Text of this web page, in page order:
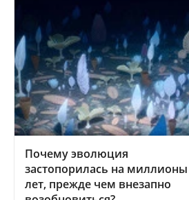
Почему эволюция
застопорилась на миллионы
лет, прежде чем внезапно